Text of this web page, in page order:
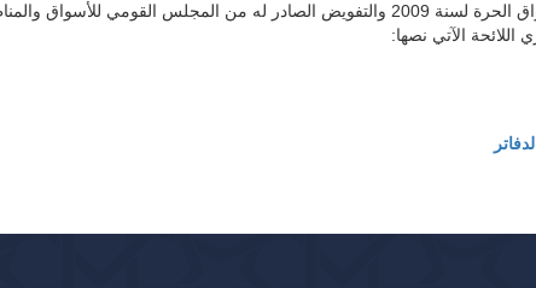
استنادا إلى نص المادة 7(أ) و(ج) من قانون المناطق والأسواق الحرة لسنة 2009 والتفويض